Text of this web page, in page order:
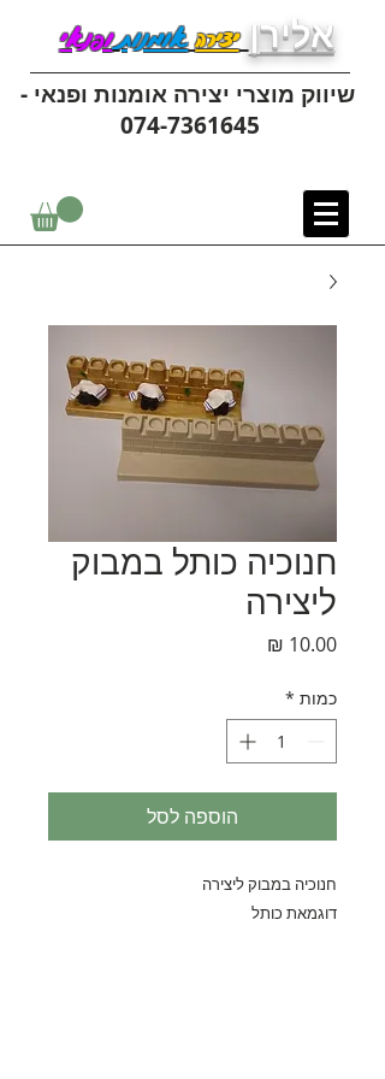
אלירן יצירהאומנותופנאי
שיווק מוצרי יצירה אומנות ופנאי -
074-7361645
חנוכיה כותל במבוק
ליצירה
כמות *
הוספה לסל
חנוכיה במבוק ליצירה
דוגמאת כותל